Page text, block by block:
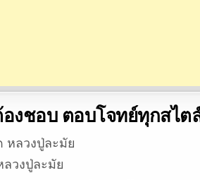
งชอบ ตอบโจทย์ทุกสไต
วงปู่ละมัย